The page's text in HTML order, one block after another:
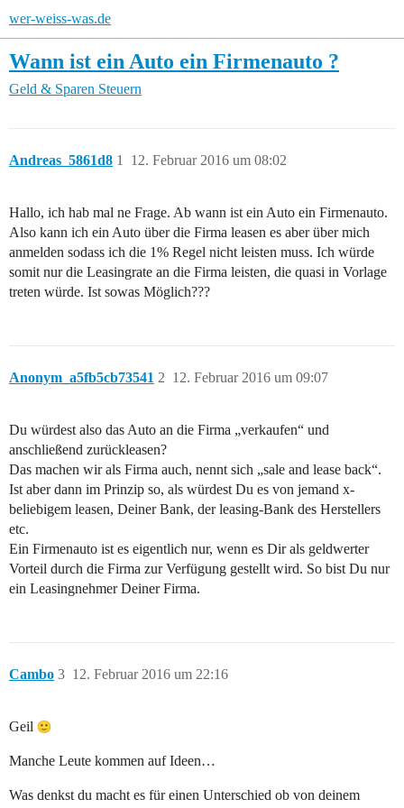
wer-weiss-was.de
Wann ist ein Auto ein Firmenauto ?
Geld & Sparen Steuern
Andreas_5861d8 12. Februar 2016 um 08:02
1
Hallo, ich hab mal ne Frage. Ab wann ist ein Auto ein Firmenauto.
Also kann ich ein Auto über die Firma leasen es aber über mich
anmelden sodass ich die 1% Regel nicht leisten muss. Ich würde
somit nur die Leasingrate an die Firma leisten, die quasi in Vorlage
treten würde. Ist sowas Möglich???
Anonym_a5fb5cb73541 12. Februar 2016 um 09:07
2
Du würdest also das Auto an die Firma „verkaufen“ und
anschließend zurückleasen?
Das machen wir als Firma auch, nennt sich „sale and lease back“.
Ist aber dann im Prinzip so, als würdest Du es von jemand x-
beliebigem leasen, Deiner Bank, der leasing-Bank des Herstellers
etc.
Ein Firmenauto ist es eigentlich nur, wenn es Dir als geldwerter
Vorteil durch die Firma zur Verfügung gestellt wird. So bist Du nur
ein Leasingnehmer Deiner Firma.
Cambo 12. Februar 2016 um 22:16
3
Geil
Manche Leute kommen auf Ideen…
Was denkst du macht es für einen Unterschied ob von deinem